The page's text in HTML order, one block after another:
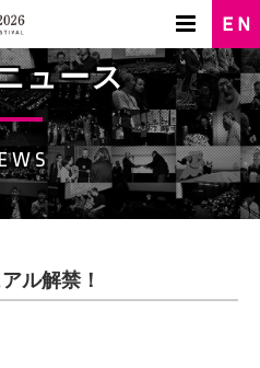
ュース
ル解禁！